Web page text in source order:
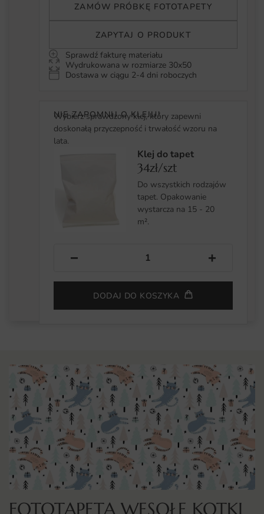
ZAMÓW PRÓBKĘ FOTOTAPETY
ZAPYTAJ O PRODUKT
Sprawdź fakturę materiału
Wydrukowana w rozmiarze 30x50
Dostawa w ciągu 2-4 dni roboczych
NIE ZAPOMNIJ O KLEJU!
Wybierz sprawdzony klej, który zapewni
doskonałą przyczepność i trwałość wzoru na
lata.
Klej do tapet
34zł/szt
Do wszystkich rodzajów
tapet. Opakowanie
wystarcza na 15 - 20
m².
− +
DODAJ DO KOSZYKA
FOTOTAPETA WESOŁE KOTKI